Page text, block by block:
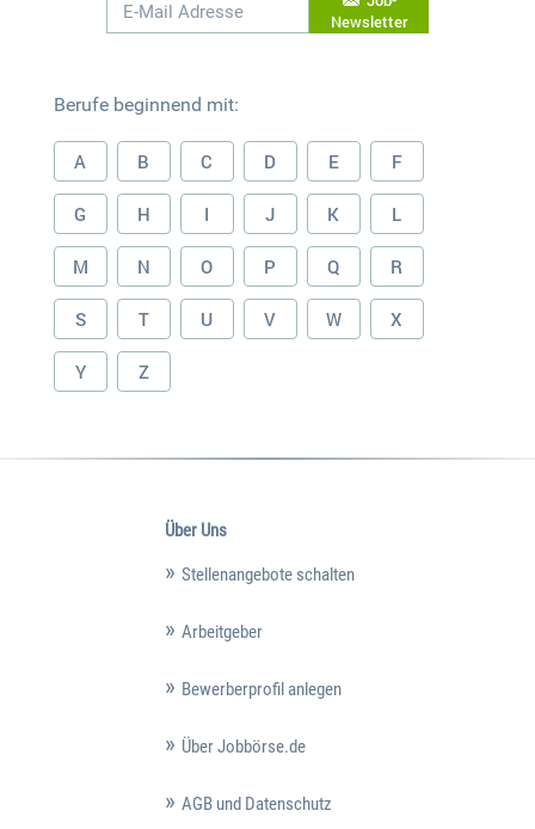
Newsletter
Berufe beginnend mit:
A B C D E F
G H I J K L
M N O P Q R
S T U V W X
Y Z
Über Uns
Stellenangebote schalten
Arbeitgeber
Bewerberprofil anlegen
Über Jobbörse.de
AGB und Datenschutz